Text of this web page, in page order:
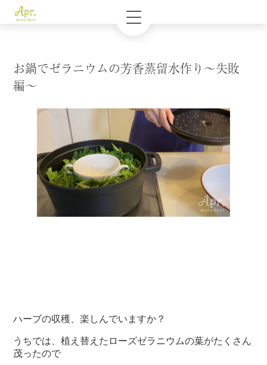
お鍋でゼラニウムの芳香蒸留水作り〜失敗
編〜
ハーブの収穫、楽しんでいますか？
うちでは、植え替えたローズゼラニウムの葉がたくさん
茂ったので